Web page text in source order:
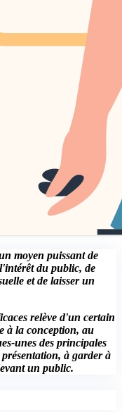
moyen puissant de
du public, de
et de laisser un
relève d'un certain
à la conception, au
unes des principales
à garder à
un public.